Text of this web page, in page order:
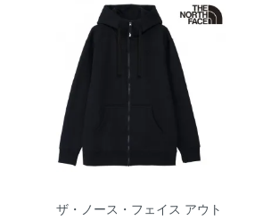
ザ・ノース・フェイス アウト